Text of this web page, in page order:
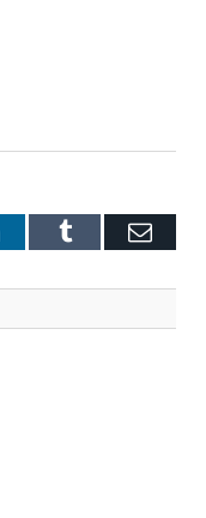
Tumblr